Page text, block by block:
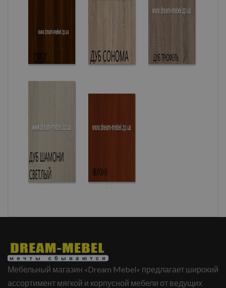
Мебельный магазин «Dream Mebel» предлагает широкий
ассортимент мягкой и корпусной мебели от ведущих